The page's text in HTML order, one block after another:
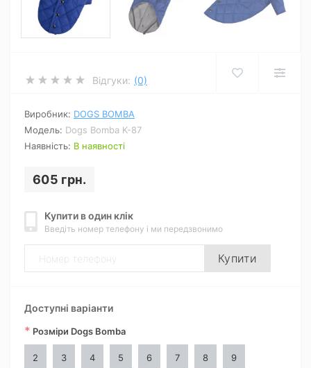
Відгуки: (0)
Виробник: DOGS BOMBA
Модель: Dogs Bomba K-87
Наявність: В наявності
605 грн.
Купити в один клік
Введіть номер телефону і ми передзвонимо
Купити
Доступні варіанти
* Розміри Dogs Bomba
2 3 4 5 6 7 8 9